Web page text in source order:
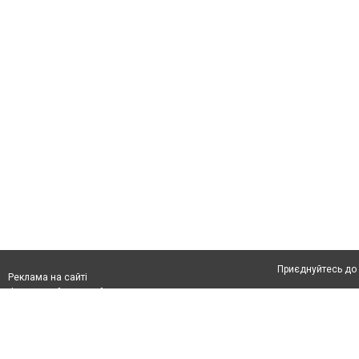
Реклама на сайті
Приєднуйтесь до